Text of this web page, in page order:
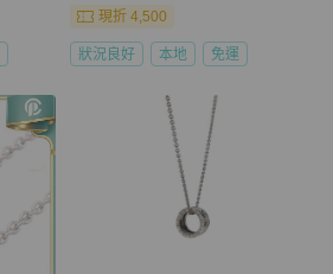
現折 4,500
狀況良好 本地 免運